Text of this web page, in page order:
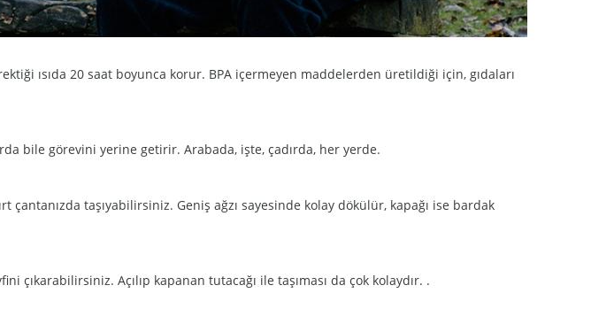
ısıda 20 saat boyunca korur. BPA içermeyen maddelerden üretildiği için, gıdaları
bile görevini yerine getirir. Arabada, işte, çadırda, her yerde.
çantanızda taşıyabilirsiniz. Geniş ağzı sayesinde kolay dökülür, kapağı ise bardak
Açılıp kapanan tutacağı ile taşıması da çok kolaydır. .